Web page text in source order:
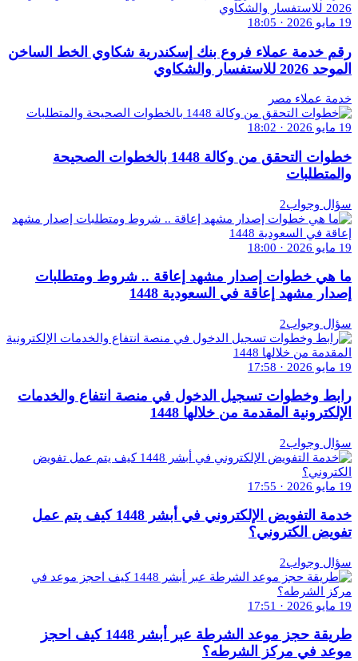
19 مايو 2026 · 18:05
رقم خدمة عملاء فروع بنك إسكندرية شكاوي الخط الساخن
الموحد 2026 للاستفسار والشكاوي
خدمة عملاء مصر
19 مايو 2026 · 18:02
خطوات التحقق من وكالة 1448 بالخطوات الصحيحة
والمتطلبات
سؤال وجواب2
19 مايو 2026 · 18:00
ما هي خطوات إصدار مشهد إعاقة .. شروط ومتطلبات
إصدار مشهد إعاقة في السعودية 1448
سؤال وجواب2
19 مايو 2026 · 17:58
رابط وخطوات تسجيل الدخول في منصة انتفاع والخدمات
الإلكترونية المقدمة من خلالها 1448
سؤال وجواب2
19 مايو 2026 · 17:55
خدمة التفويض الإلكتروني في أبشر 1448 كيف يتم عمل
تفويض الكتروني؟
سؤال وجواب2
19 مايو 2026 · 17:51
طريقة حجز موعد الشرطة عبر أبشر 1448 كيف احجز
موعد في مركز الشرطه؟